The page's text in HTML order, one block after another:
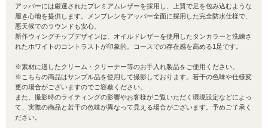
アッパーには厳選されたプレミアムレザーを採用し、上質で足を包み込むような
履き心地を提供します。メンブレンをアッパー全面に採用した完全防水仕様で、
悪天候でのラウンドも安心。
新作ウィングチップデザインは、オイルドレザーを使用したタンカラーと洗練さ
れたホワイトのコントラストが印象的。コースでの存在感を高める1足です。
※素材に適したクリーム・クリーナー等のお手入れ製品をご使用ください。
※こちらの商品はサンプル品を使用して撮影しております。若干の色味や仕様変
更の場合がございますのでご容赦ください。
また、撮影時のライティングの影響やお客様がご覧いただく環境設定などによっ
て、実際の商品と若干の色味が異なって見える場合がございます。予めご了承く
ださい。